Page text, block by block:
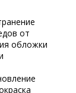
от
обложки